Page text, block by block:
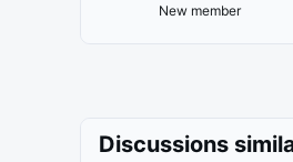
New member
Discussions